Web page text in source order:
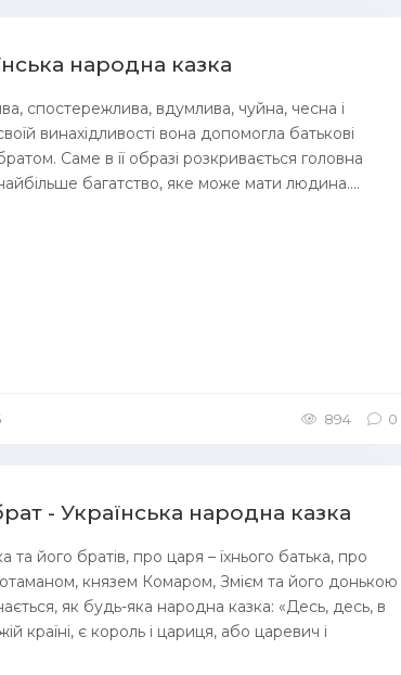
народна казка
спостережлива, вдумлива, чуйна, чесна і
винахідливості вона допомогла батькові
Саме в її образі розкривається головна
багатство, яке може мати людина....
894 0
- Українська народна казка
та його братів, про царя – їхнього батька, про
князем Комаром, Змієм та його донькою
як будь-яка народна казка: «Десь, десь, в
країні, є король і цариця, або царевич і